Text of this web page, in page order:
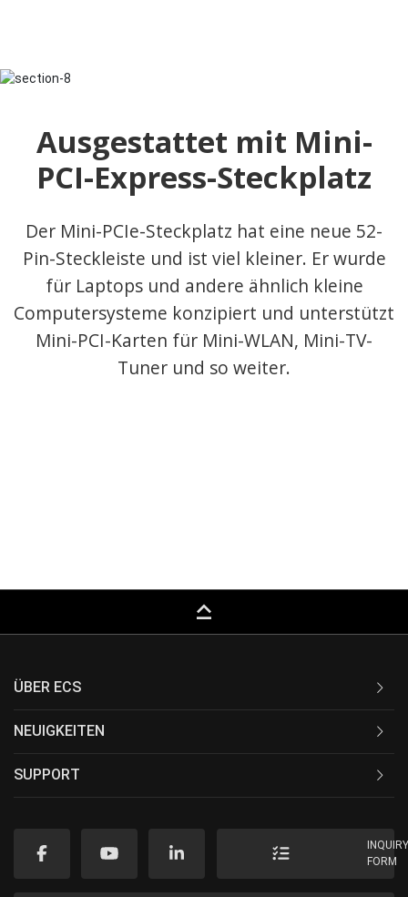
Ausgestattet mit Mini-
PCI-Express-Steckplatz
Der Mini-PCIe-Steckplatz hat eine neue 52-
Pin-Steckleiste und ist viel kleiner. Er wurde
für Laptops und andere ähnlich kleine
Computersysteme konzipiert und unterstützt
Mini-PCI-Karten für Mini-WLAN, Mini-TV-
Tuner und so weiter.
keyboard_capslock
ÜBER ECS
NEUIGKEITEN
SUPPORT
FORM